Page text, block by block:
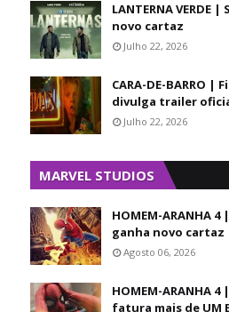
LANTERNA VERDE
novo cartaz
Julho 22, 2026
CARA-DE-BARRO |
divulga trailer
Julho 22, 2026
MARVEL STUDIOS
HOMEM-ARANHA
ganha novo cartaz
Agosto 06, 2026
HOMEM-ARANHA
fatura mais de UM